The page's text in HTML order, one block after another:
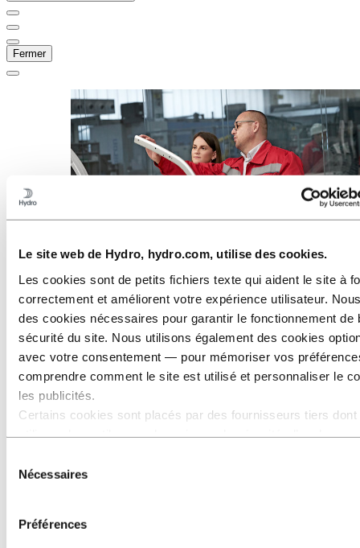
Le site web de Hydro, hydro.com, utilise des cookies.
Les cookies sont de petits fichiers texte qui aident le site à
correctement et améliorent votre expérience utilisateur.
des cookies nécessaires pour garantir le fonctionnement de
sécurité du site. Nous utilisons également des cookies
avec votre consentement — pour mémoriser vos
comprendre comment le site est utilisé et personnaliser le
les publicités.
Certains cookies sont placés par des fournisseurs tiers dont
de votre utilisation de notre site avec d’autres données que
Responsable du traitement des données personnelles
Nécessaires
Préférences
Fermer
Stories by Hydro
Tous
Utilisation de l'aluminium
Innovation et Technologie
Développement durable
Salariés et Carrières
Recyclage